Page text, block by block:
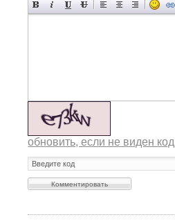
обновить, если не виден код